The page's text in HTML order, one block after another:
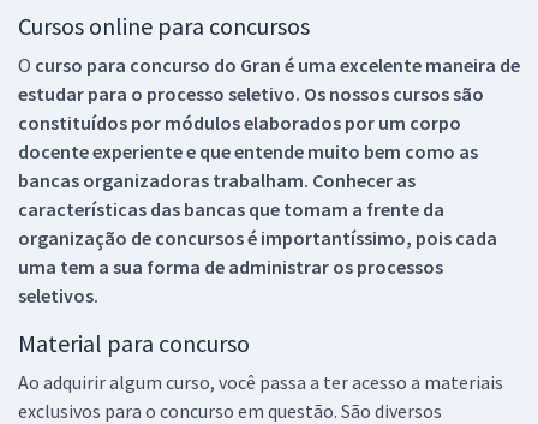
Cursos online para concursos
O curso para concurso do Gran é uma excelente maneira de
estudar para o processo seletivo. Os nossos cursos são
constituídos por módulos elaborados por um corpo
docente experiente e que entende muito bem como as
bancas organizadoras trabalham. Conhecer as
características das bancas que tomam a frente da
organização de concursos é importantíssimo, pois cada
uma tem a sua forma de administrar os processos
seletivos.
Material para concurso
Ao adquirir algum curso, você passa a ter acesso a materiais
exclusivos para o concurso em questão. São diversos